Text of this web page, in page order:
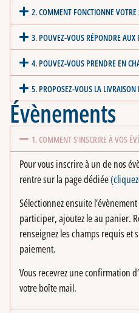
2. COMMENT FONCTIONNE VOTRE
3. POUVEZ-VOUS RÉPONDRE AUX
4. POUVEZ-VOUS PRENDRE EN
5. PROPOSEZ-VOUS LA LIVRAISON
Évènements
1. COMMENT S’INSCRIRE À VOS
Pour vous inscrire à un de nos
rentre sur la page dédiée
Sélectionnez ensuite
participer, ajoutez le au panier.
renseignez les champs requis et
paiement.
Vous recevrez une confirmation
votre boîte mail.